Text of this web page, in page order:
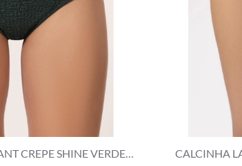
ROLOTÊ CREPE SHINE
MAIÔ